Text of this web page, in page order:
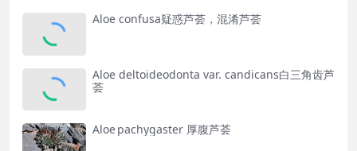
Aloe confusa疑惑芦荟，混淆芦荟
Aloe deltoideodonta var. candicans白三角齿芦
荟
Aloe pachygaster 厚腹芦荟